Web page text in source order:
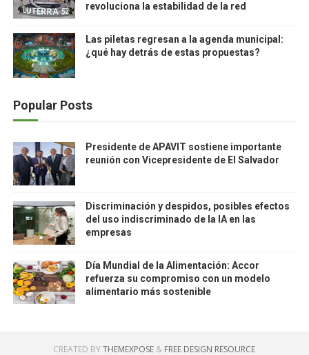
revoluciona la estabilidad de la red
Las piletas regresan a la agenda municipal:
¿qué hay detrás de estas propuestas?
Popular Posts
Presidente de APAVIT sostiene importante
reunión con Vicepresidente de El Salvador
Discriminación y despidos, posibles efectos
del uso indiscriminado de la IA en las
empresas
Día Mundial de la Alimentación: Accor
refuerza su compromiso con un modelo
alimentario más sostenible
CREATED BYTHEMEXPOSE & FREE DESIGN RESOURCE